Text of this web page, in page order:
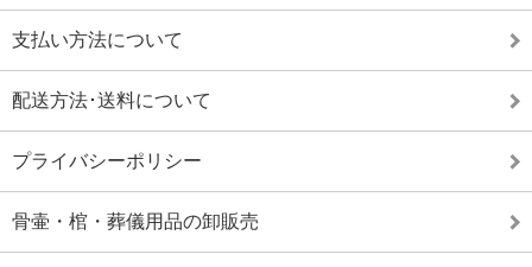
支払い方法について
配送方法･送料について
プライバシーポリシー
骨壷・棺・葬儀用品の卸販売